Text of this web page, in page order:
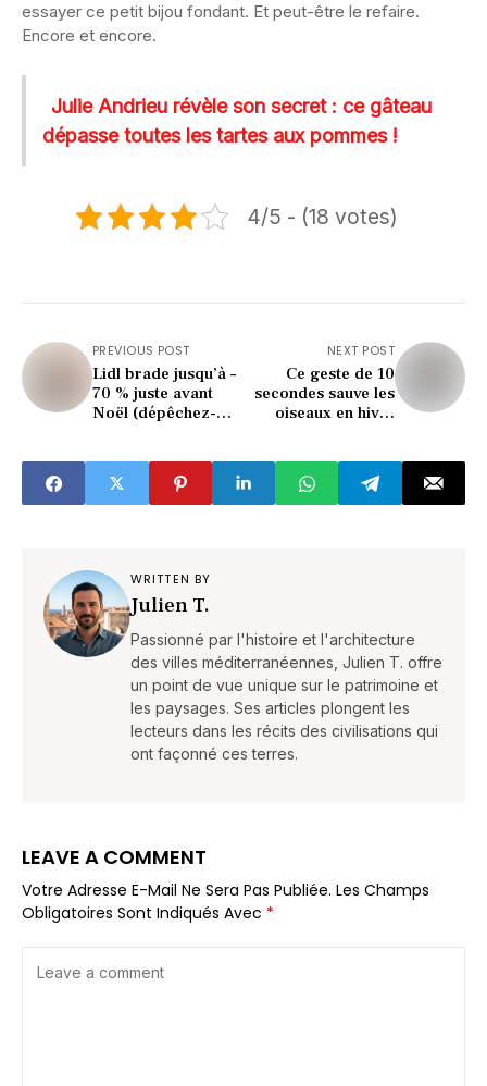
essayer ce petit bijou fondant. Et peut-être le refaire.
Encore et encore.
Julie Andrieu révèle son secret : ce gâteau
dépasse toutes les tartes aux pommes !
4/5 - (18 votes)
PREVIOUS POST
Lidl brade jusqu’à –
70 % juste avant
Noël (dépêchez-
NEXT POST
Ce geste de 10
secondes sauve les
oiseaux en hiver
WRITTEN BY
Julien T.
Passionné par l'histoire et l'architecture
des villes méditerranéennes, Julien T. offre
un point de vue unique sur le patrimoine et
les paysages. Ses articles plongent les
lecteurs dans les récits des civilisations qui
ont façonné ces terres.
LEAVE A COMMENT
Votre Adresse E-Mail Ne Sera Pas Publiée. Les Champs
Obligatoires Sont Indiqués Avec *